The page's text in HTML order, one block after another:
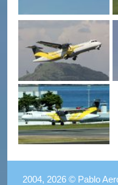
2004, 2026 © Pablo